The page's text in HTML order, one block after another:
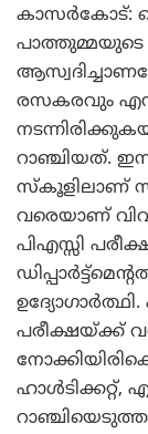
കാസർകോട്:
പാത്തുമ്മയുടെ
രസകരവും
റാഞ്ചിയത്.
സ്‌കൂളിലാണ്
വരെയാണ്
പിഎസ്സി
പരീക്ഷയ്ക്ക്
ഹാൾടിക്കറ്റ്,